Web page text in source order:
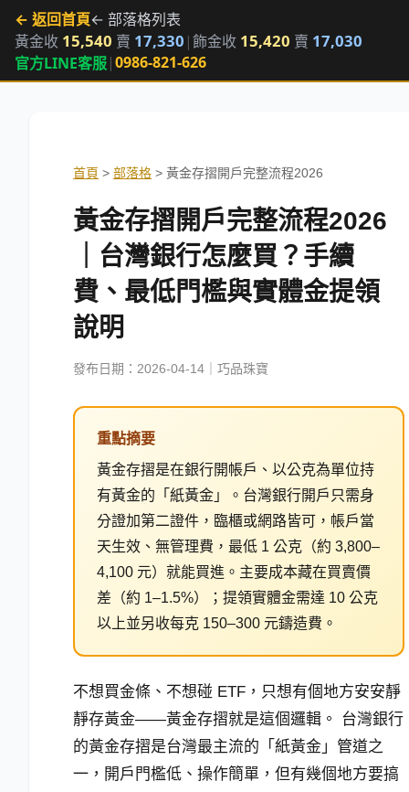
← 返回首頁← 部落格列表
黃金收 15,540 賣 17,330 |飾金收 15,420 賣 17,030
官方LINE客服|0986-821-626
首頁 > 部落格 > 黃金存摺開戶完整流程2026
黃金存摺開戶完整流程2026
｜台灣銀行怎麼買？手續
費、最低門檻與實體金提領
說明
發布日期：2026-04-14｜巧品珠寶
重點摘要
黃金存摺是在銀行開帳戶、以公克為單位持
有黃金的「紙黃金」。台灣銀行開戶只需身
分證加第二證件，臨櫃或網路皆可，帳戶當
天生效、無管理費，最低 1 公克（約 3,800–
4,100 元）就能買進。主要成本藏在買賣價
差（約 1–1.5%）；提領實體金需達 10 公克
以上並另收每克 150–300 元鑄造費。
不想買金條、不想碰 ETF，只想有個地方安安靜
靜存黃金——黃金存摺就是這個邏輯。 台灣銀行
的黃金存摺是台灣最主流的「紙黃金」管道之
一，開戶門檻低、操作簡單，但有幾個地方要搞